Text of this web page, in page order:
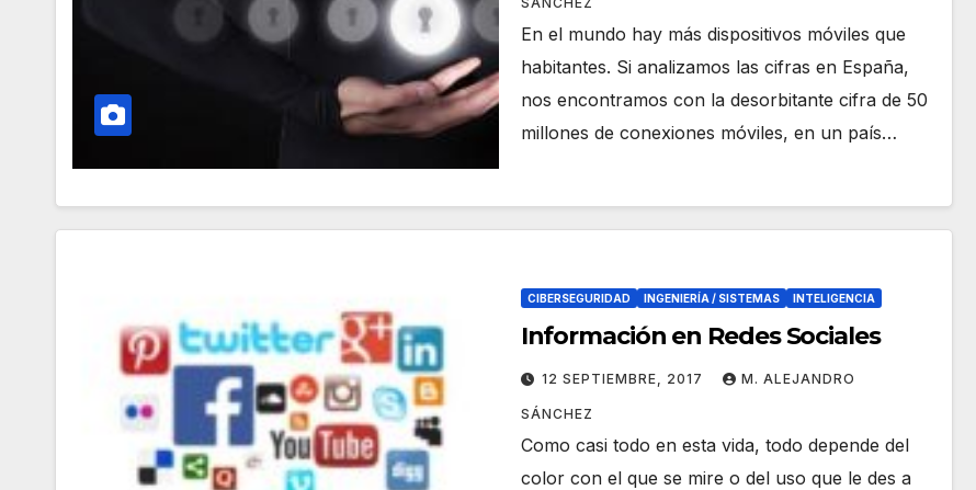
En el mundo hay más dispositivos móviles que
habitantes. Si analizamos las cifras en España,
nos encontramos con la desorbitante cifra de 50
millones de conexiones móviles, en un país…
CIBERSEGURIDAD INGENIERÍA / SISTEMAS INTELIGENCIA
Información en Redes Sociales
12 SEPTIEMBRE, 2017 M. ALEJANDRO
SÁNCHEZ
Como casi todo en esta vida, todo depende del
color con el que se mire o del uso que le des a